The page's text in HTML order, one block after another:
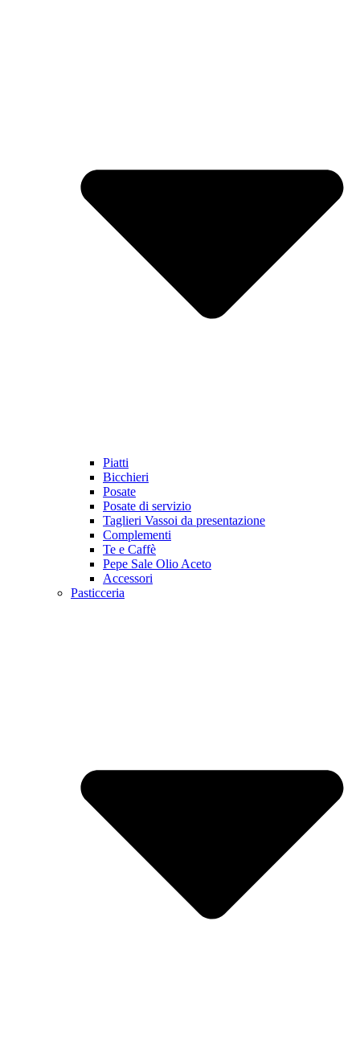
Piatti
Bicchieri
Posate
Posate di servizio
Taglieri Vassoi da presentazione
Complementi
Te e Caffè
Pepe Sale Olio Aceto
Accessori
Pasticceria